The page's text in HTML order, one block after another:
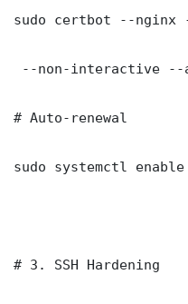
sudo certbot --nginx -
--non-interactive --
# Auto-renewal
sudo systemctl
# 3. SSH Hardening